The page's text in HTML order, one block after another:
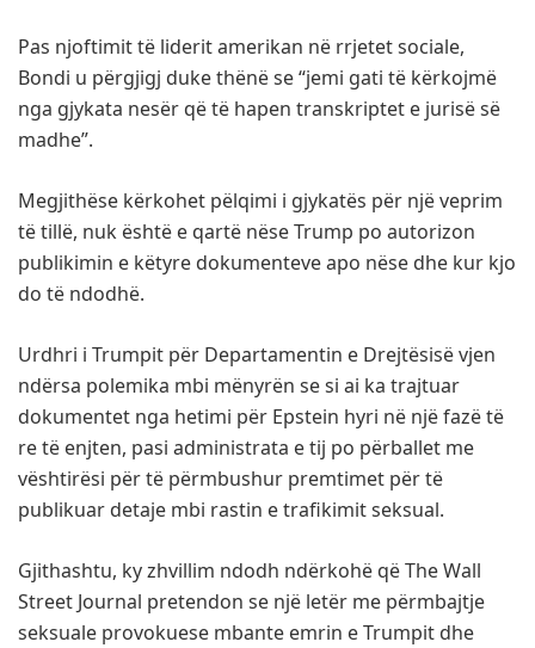
Pas njoftimit të liderit amerikan në rrjetet sociale,
Bondi u përgjigj duke thënë se “jemi gati të kërkojmë
nga gjykata nesër që të hapen transkriptet e jurisë së
madhe”.
Megjithëse kërkohet pëlqimi i gjykatës për një veprim
të tillë, nuk është e qartë nëse Trump po autorizon
publikimin e këtyre dokumenteve apo nëse dhe kur kjo
do të ndodhë.
Urdhri i Trumpit për Departamentin e Drejtësisë vjen
ndërsa polemika mbi mënyrën se si ai ka trajtuar
dokumentet nga hetimi për Epstein hyri në një fazë të
re të enjten, pasi administrata e tij po përballet me
vështirësi për të përmbushur premtimet për të
publikuar detaje mbi rastin e trafikimit seksual.
Gjithashtu, ky zhvillim ndodh ndërkohë që The Wall
Street Journal pretendon se një letër me përmbajtje
seksuale provokuese mbante emrin e Trumpit dhe